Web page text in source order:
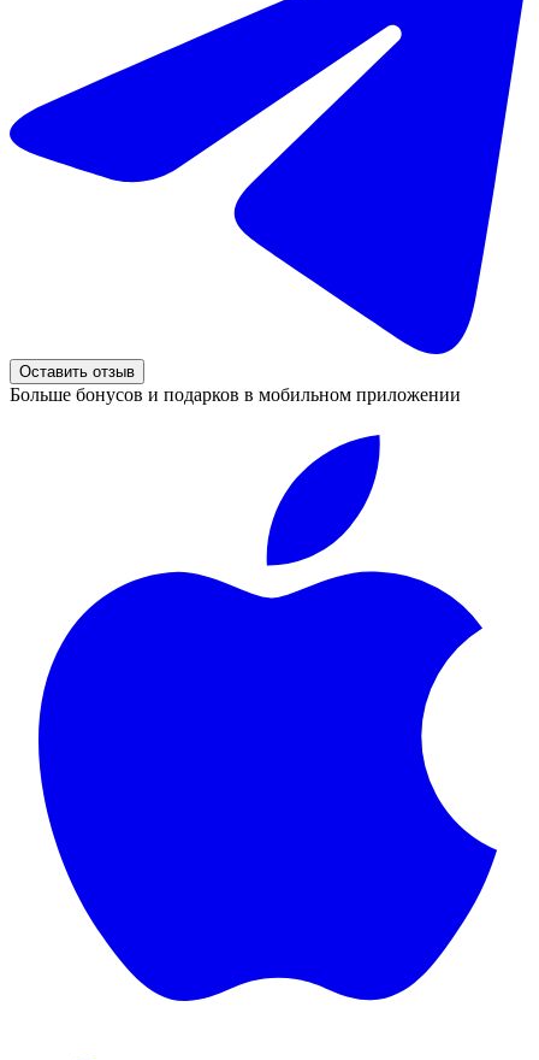
Оставить отзыв
Больше бонусов и подарков в мобильном приложении